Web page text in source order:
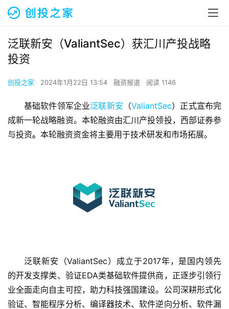
首
页
泛联新安（ValiantSec）获汇川产投战略
投资
创投之家 2024年1月22日 13:54 融资报道 阅读 1146
基础软件领军企业泛联新安 （ValiantSec）正式宣布完
成新一轮战略融资。本轮融资由汇川产投领投，西部证券参
与投资。 本轮融资资金将主要用于技术研发和市场拓展。
泛联新安（ValiantSec）成立于2017年，是国内领先
的开发支撑类、验证EDA类基础软件提供商，正逐步引领行
业全面走向自主可控，助力科技强国建设。公司深耕形式化
验证、智能程序分析、编译器技术、软件逆向分析、软件漏